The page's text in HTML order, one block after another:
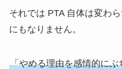
それでは PTA 自体は変わ
にもなりません。
「やめる理由を感情的に